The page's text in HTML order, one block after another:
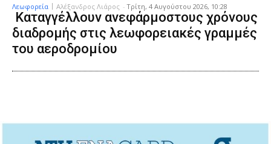
Λεωφορεία Αλέξανδρος Λιάρος - Τρίτη, 4 Αυγούστου 2026, 10:28
Καταγγέλλουν ανεφάρμοστους χρόνους
διαδρομής στις λεωφορειακές γραμμές
του αεροδρομίου